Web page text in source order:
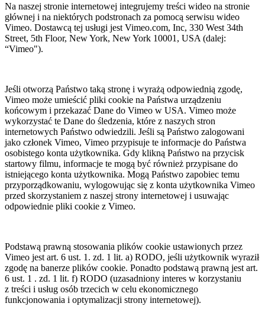
Na naszej stronie internetowej integrujemy treści wideo na stronie
głównej i na niektórych podstronach za pomocą serwisu wideo
Vimeo. Dostawcą tej usługi jest Vimeo.com, Inc, 330 West 34th
Street, 5th Floor, New York, New York 10001, USA (dalej:
“Vimeo").
Jeśli otworzą Państwo taką stronę i wyrażą odpowiednią zgodę,
Vimeo może umieścić pliki cookie na Państwa urządzeniu
końcowym i przekazać Dane do Vimeo w USA. Vimeo może
wykorzystać te Dane do śledzenia, które z naszych stron
internetowych Państwo odwiedzili. Jeśli są Państwo zalogowani
jako członek Vimeo, Vimeo przypisuje te informacje do Państwa
osobistego konta użytkownika. Gdy klikną Państwo na przycisk
startowy filmu, informacje te mogą być również przypisane do
istniejącego konta użytkownika. Mogą Państwo zapobiec temu
przyporządkowaniu, wylogowując się z konta użytkownika Vimeo
przed skorzystaniem z naszej strony internetowej i usuwając
odpowiednie pliki cookie z Vimeo.
Podstawą prawną stosowania plików cookie ustawionych przez
Vimeo jest art. 6 ust. 1. zd. 1 lit. a) RODO, jeśli użytkownik wyraził
zgodę na banerze plików cookie. Ponadto podstawą prawną jest art.
6 ust. 1 . zd. 1 lit. f) RODO (uzasadniony interes w korzystaniu
z treści i usług osób trzecich w celu ekonomicznego
funkcjonowania i optymalizacji strony internetowej).